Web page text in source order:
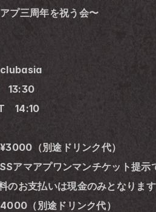
プ三周年を祝う会〜
clubasia
13:30
　14:10
（別途ドリンク代）
アマアプワンマンチケット提
のお支払いは現金のみとなりま
（別途ドリンク代）